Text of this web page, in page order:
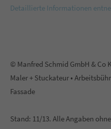
Detaillierte Informationen
© Manfred Schmid GmbH & Co
Maler + Stuckateur •
Fassade
Stand: 11/13. Alle Angaben